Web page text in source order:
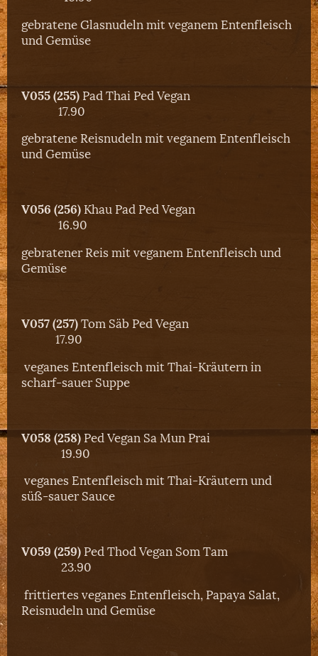
gebratene Glasnudeln mit veganem Entenfleisch
und Gemüse
V055 (255)Pad Thai Ped Vegan
17.90
gebratene Reisnudeln mit veganem Entenfleisch
und Gemüse
V056 (256)Khau Pad Ped Vegan
16.90
gebratener Reis mit veganem Entenfleisch und
Gemüse
V057 (257)Tom Säb Ped Vegan
17.90
veganes Entenfleisch mit Thai-Kräutern in
scharf-sauer Suppe
V058 (258)Ped Vegan Sa Mun Prai
19.90
veganes Entenfleisch mit Thai-Kräutern und
süß-sauer Sauce
V059 (259)Ped Thod Vegan Som Tam
23.90
frittiertes veganes Entenfleisch, Papaya Salat,
Reisnudeln und Gemüse